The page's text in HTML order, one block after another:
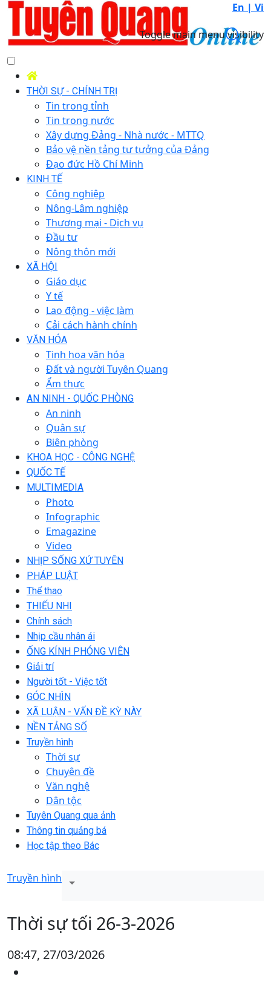
En | Vi
Toggle main menu visibility
THỜI SỰ - CHÍNH TRỊ
Tin trong tỉnh
Tin trong nước
Xây dựng Đảng - Nhà nước - MTTQ
Bảo vệ nền tảng tư tưởng của Đảng
Đạo đức Hồ Chí Minh
KINH TẾ
Công nghiệp
Nông-Lâm nghiệp
Thương mại - Dịch vụ
Đầu tư
Nông thôn mới
XÃ HỘI
Giáo dục
Y tế
Lao động - việc làm
Cải cách hành chính
VĂN HÓA
Tinh hoa văn hóa
Đất và người Tuyên Quang
Ẩm thực
AN NINH - QUỐC PHÒNG
An ninh
Quân sự
Biên phòng
KHOA HỌC - CÔNG NGHỆ
QUỐC TẾ
MULTIMEDIA
Photo
Infographic
Emagazine
Video
NHỊP SỐNG XỨ TUYÊN
PHÁP LUẬT
Thể thao
THIẾU NHI
Chính sách
Nhịp cầu nhân ái
ỐNG KÍNH PHÓNG VIÊN
Giải trí
Người tốt - Việc tốt
GÓC NHÌN
XÃ LUẬN - VẤN ĐỀ KỲ NÀY
NỀN TẢNG SỐ
Truyền hình
Thời sự
Chuyên đề
Văn nghệ
Dân tộc
Tuyên Quang qua ảnh
Thông tin quảng bá
Học tập theo Bác
Truyền hình
Thời sự tối 26-3-2026
08:47, 27/03/2026